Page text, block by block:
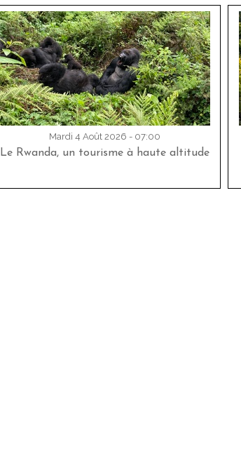
Mardi 4 Août 2026 - 07:00
Le Rwanda, un tourisme à haute altitude